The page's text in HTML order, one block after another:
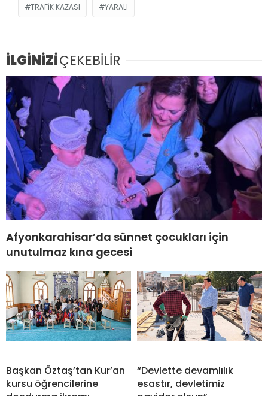
TRAFIK KAZASI YARALI
İLGİNİZİÇEKEBİLİR
Afyonkarahisar’da sünnet çocukları için
unutulmaz kına gecesi
Başkan Öztaş’tan Kur’an
kursu öğrencilerine
“Devlette devamlılık
esastır, devletimiz